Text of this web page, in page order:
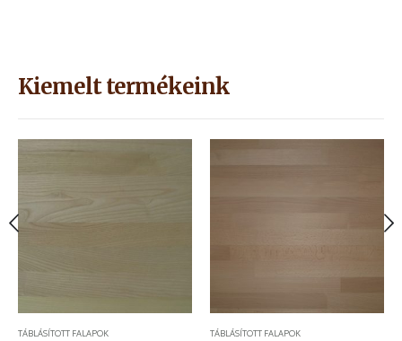
Kiemelt termékeink
MUNKALAPOK,LÉPCSŐLAPOK TÁBLÁSÍTOTT FALAPOK
TÁBLÁSÍTOTT FALAPOK TÁBLÁSÍTOTT FALAPOK